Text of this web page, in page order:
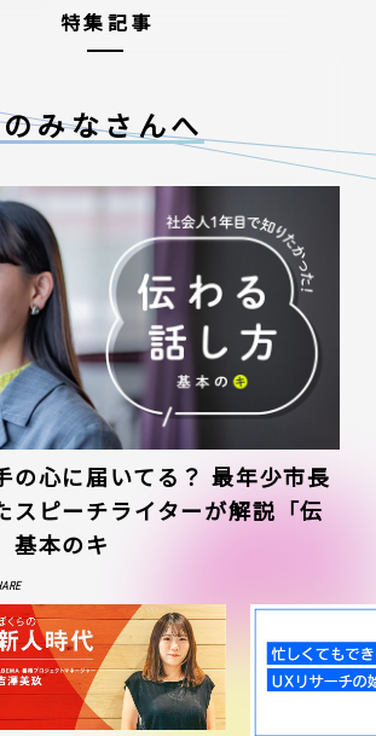
特集記事
みなさんへ
の心に届いてる？ 最年少市長
スピーチライターが解説「伝
基本のキ